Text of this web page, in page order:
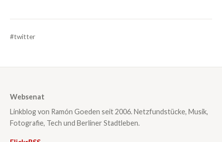
#twitter
Websenat
Linkblog von Ramón Goeden seit 2006. Netzfundstücke, Musik,
Fotografie, Tech und Berliner Stadtleben.